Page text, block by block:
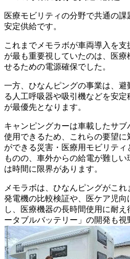
医療モビリティの分野で共通の
安定供給です。
これまでメモラボが車両導入を
が最も重要視していたのは、医療
せるための電源確保でした。
一方、ひなんピングの事業は、
る人工呼吸器や吸引機などを安
が最優先となります。
キャンピングカーは車載したサ
使用できるため、これらの要望に
ができる災害・医療用モビリテ
ものの、車外からの給電が難し
は時間に限界があります。
メモラボは、ひなんピングがこ
発電機の比較検証や、医ケア児
し、医療機器の長時間使用に耐
ータブルバッテリー」の開発も視